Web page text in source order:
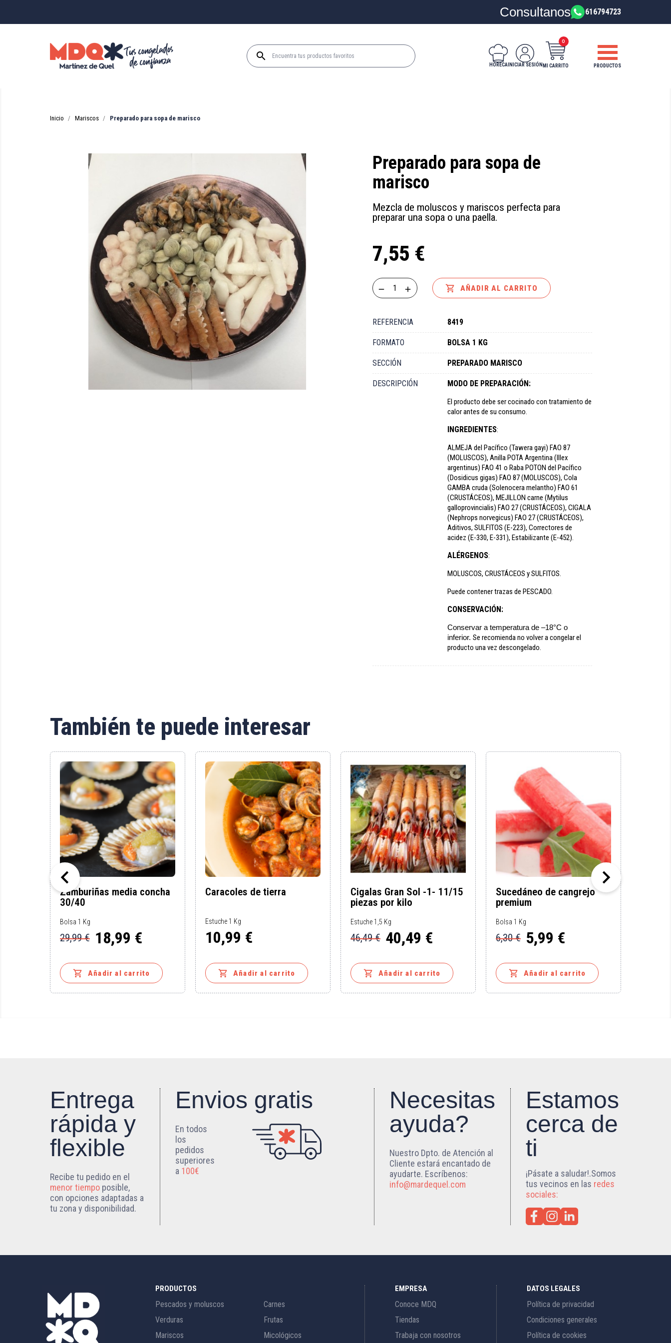
Consultanos 616794723

HORECA INICIAR SESIÓN MI CARRITO
0
PRODUCTOS
Inicio Mariscos Preparado para sopa de marisco
Preparado para sopa de
marisco
Mezcla de moluscos y mariscos perfecta para
preparar una sopa o una paella.
7,55 €
 AÑADIR AL CARRITO
REFERENCIA 8419
FORMATO BOLSA 1 KG
SECCIÓN PREPARADO MARISCO
DESCRIPCIÓN MODO DE PREPARACIÓN:
El producto debe ser cocinado con tratamiento de
calor antes de su consumo.
INGREDIENTES:
ALMEJA del Pacífico (Tawera gayi) FAO 87
(MOLUSCOS), Anilla POTA Argentina (Illex
argentinus) FAO 41 o Raba POTON del Pacífico
(Dosidicus gigas) FAO 87 (MOLUSCOS), Cola
GAMBA cruda (Solenocera melantho) FAO 61
(CRUSTÁCEOS), MEJILLON carne (Mytilus
galloprovincialis) FAO 27 (CRUSTÁCEOS), CIGALA
(Nephrops norvegicus) FAO 27 (CRUSTÁCEOS),
Aditivos, SULFITOS (E-223), Correctores de
acidez (E-330, E-331), Estabilizante (E-452).
ALÉRGENOS:
MOLUSCOS, CRUSTÁCEOS y SULFITOS.
Puede contener trazas de PESCADO.
CONSERVACIÓN:
Conservar a temperatura de –18°C o
inferior. Se recomienda no volver a congelar el
producto una vez descongelado.
También te puede interesar
Zamburiñas media concha
30/40
Bolsa 1 Kg
Precio
29,99 €
Precio 18,99 €
 Añadir al carrito
Caracoles de tierra
Estuche 1 Kg
Precio
10,99 €
 Añadir al carrito
Cigalas Gran Sol -1- 11/15
piezas por kilo
Estuche 1,5 Kg
Precio
46,49 €
Precio 40,49 €
 Añadir al carrito
Sucedáneo de cangrejo
premium
Bolsa 1 Kg
Precio
6,30 €
Precio 5,99 €
 Añadir al carrito
 
Entrega
rápida y
flexible
Recibe tu pedido en el
menor tiempo posible,
con opciones adaptadas a
tu zona y disponibilidad.
Envios gratis
En todos
los
pedidos
superiores
a 100€
Necesitas
ayuda?
Nuestro Dpto. de Atención al
Cliente estará encantado de
ayudarte. Escríbenos:
info@mardequel.com
Estamos
cerca de
ti
¡Pásate a saludar!.Somos
tus vecinos en las redes
sociales:
PRODUCTOS
Pescados y moluscos
Verduras
Mariscos
Carnes
Frutas
Micológicos
EMPRESA
Conoce MDQ
Tiendas
Trabaja con nosotros
DATOS LEGALES
Política de privacidad
Condiciones generales
Política de cookies